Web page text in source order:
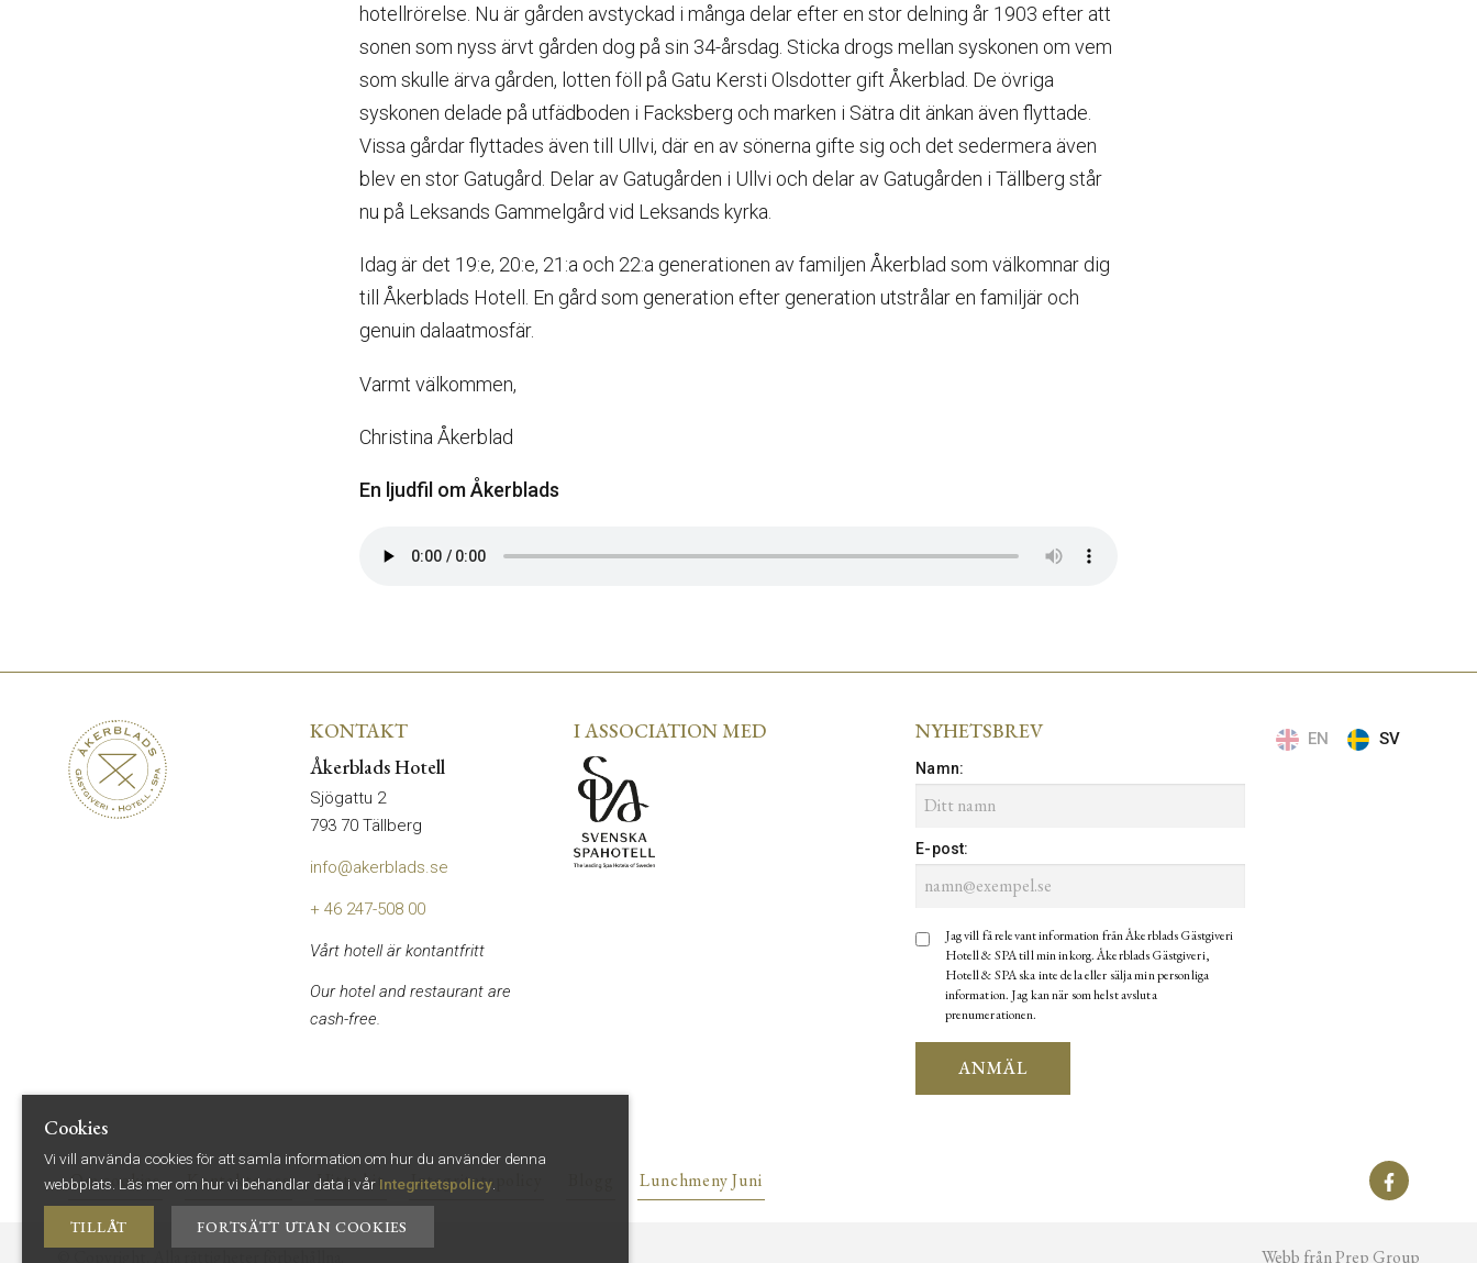
hotellrörelse. Nu är gården avstyckad i många delar efter en stor delning år 1903 efter att
sonen som nyss ärvt gården dog på sin 34-årsdag. Sticka drogs mellan syskonen om vem
som skulle ärva gården, lotten föll på Gatu Kersti Olsdotter gift Åkerblad. De övriga
syskonen delade på utfädboden i Facksberg och marken i Sätra dit änkan även flyttade.
Vissa gårdar flyttades även till Ullvi, där en av sönerna gifte sig och det sedermera även
blev en stor Gatugård. Delar av Gatugården i Ullvi och delar av Gatugården i Tällberg står
nu på Leksands Gammelgård vid Leksands kyrka.
Idag är det 19:e, 20:e, 21:a och 22:a generationen av familjen Åkerblad som välkomnar dig
till Åkerblads Hotell. En gård som generation efter generation utstrålar en familjär och
genuin dalaatmosfär.
Varmt välkommen,
Christina Åkerblad
En ljudfil om Åkerblads
KONTAKT
Åkerblads Hotell
Sjögattu 2
793 70 Tällberg
info@akerblads.se
+ 46 247-508 00
Vårt hotell är kontantfritt
Our hotel and restaurant are
cash-free.
I ASSOCIATION MED NYHETSBREV
Namn:
E-post:
Jag vill få relevant information från Åkerblads Gästgiveri
Hotell & SPA till min inkorg. Åkerblads Gästgiveri,
Hotell & SPA ska inte dela eller sälja min personliga
information. Jag kan när som helst avsluta
prenumerationen.
ANMÄL
EN SV
Om cookies Kontakta oss Hitta hit Integritetspolicy Lunchmeny Juni
Webb från Prep Group
Cookies
Vi vill använda cookies för att samla information om hur du använder denna
webbplats. Läs mer om hur vi behandlar data i vår Integritetspolicy.
TILLÅT FORTSÄTT UTAN COOKIES